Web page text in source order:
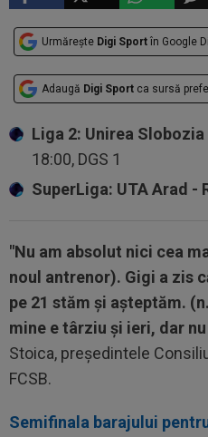
Urmărește Digi Sport în Google
Adaugă Digi Sport ca sursă
Liga 2: Unirea
18:00, DGS 1
SuperLiga: UTA Arad -
"Nu am absolut nici cea
noul antrenor). Gigi a zis
pe 21 stăm și așteptăm.
mine e târziu și ieri, dar
Stoica, președintele
FCSB.
Semifinala barajului